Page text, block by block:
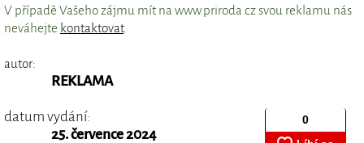
V případě Vašeho zájmu mít na www.priroda.cz svou reklamu nás
neváhejte kontaktovat.
autor:
REKLAMA
datum vydání:
25. července 2024